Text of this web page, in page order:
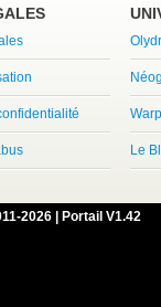
Le
2026 | Portail V1.42